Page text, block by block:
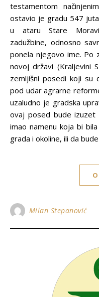
testamentom
ostavio je gradu 547
u ataru Stare
zadužbine, odnosno
ponela njegovo ime. Po
novoj državi (Kraljevini
zemljišni posedi koji su
pod udar agrarne
uzaludno je gradska
ovaj posed bude
imao namenu koja bi
grada i okoline, ili da
Milan Stepanović